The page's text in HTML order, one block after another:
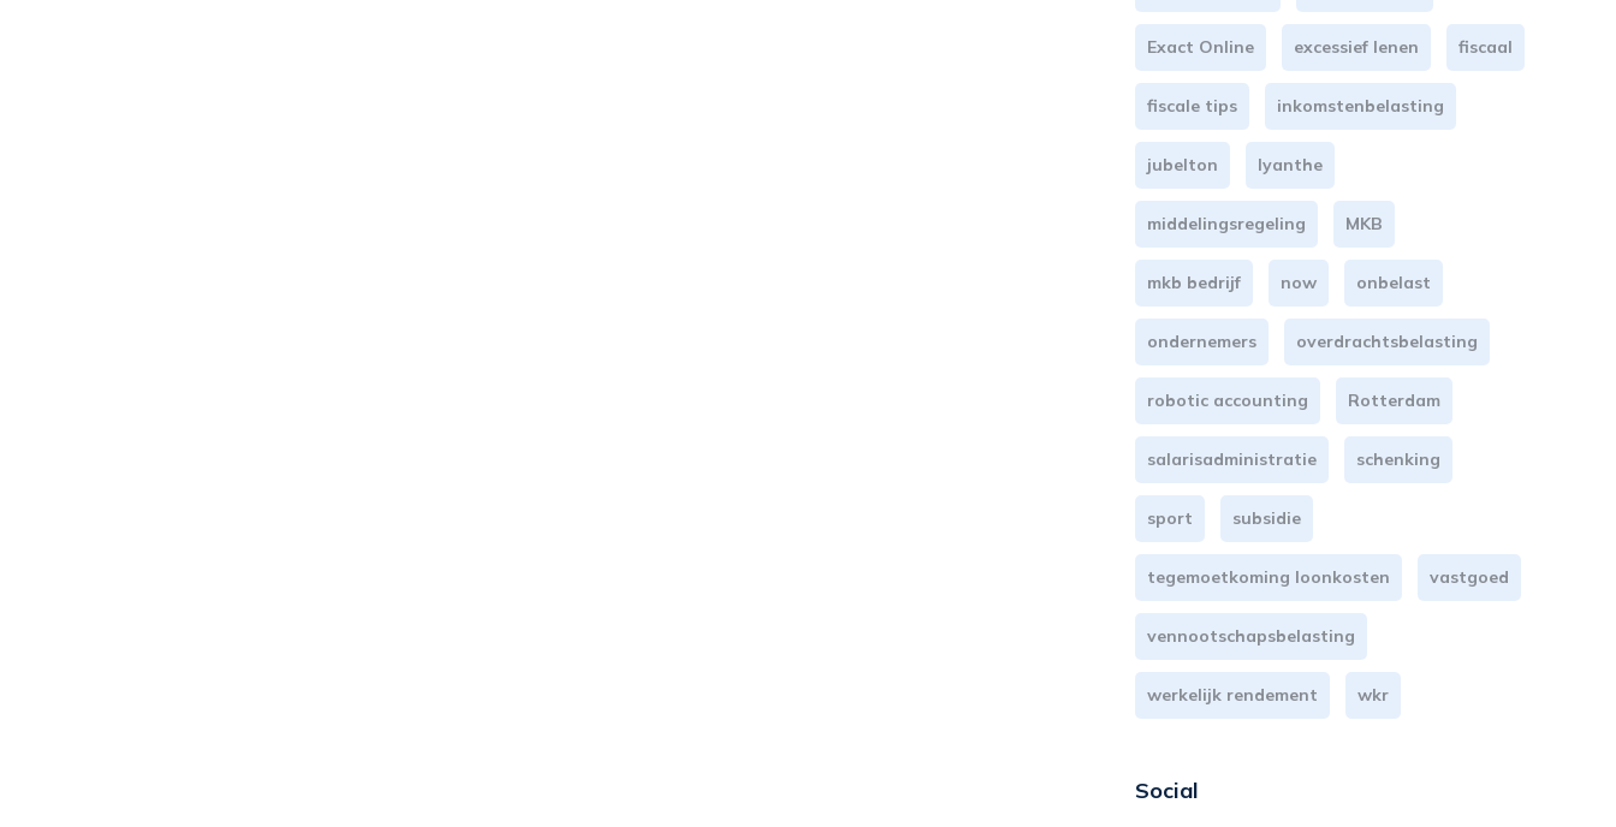
Exact Online excessief lenen fiscaal
fiscale tips inkomstenbelasting
jubelton lyanthe
middelingsregeling MKB
mkb bedrijf now onbelast
ondernemers overdrachtsbelasting
robotic accounting Rotterdam
salarisadministratie schenking
sport subsidie
tegemoetkoming loonkosten vastgoed
vennootschapsbelasting
werkelijk rendement wkr
Social